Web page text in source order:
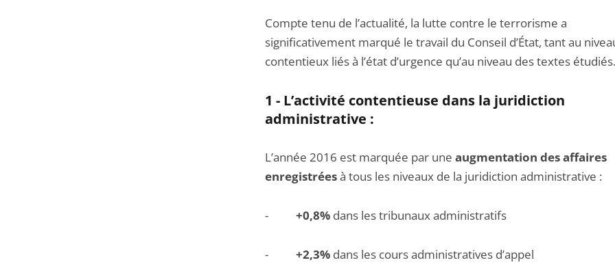
Compte tenu de l’actualité, la lutte contre le terrorisme a
significativement marqué le travail du Conseil d’État, tant au
contentieux liés à l’état d’urgence qu’au niveau des textes étudiés.
1 - L’activité contentieuse dans la juridiction
administrative :
L’année 2016 est marquée par une augmentation des affaires
enregistréesà tous les niveaux de la juridiction administrative :
- +0,8% dans les tribunaux administratifs
- +2,3% dans les cours administratives d’appel